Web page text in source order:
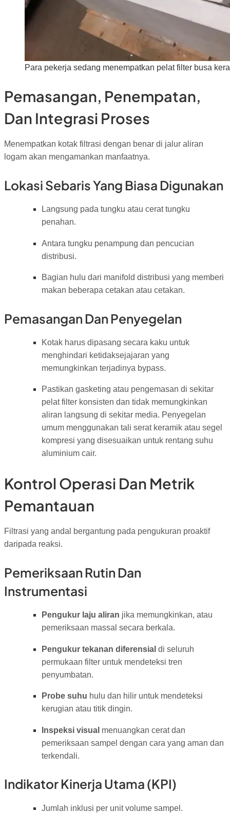
Para pekerja sedang menempatkan pelat filter busa
Pemasangan, Penempatan,
Dan Integrasi Proses
Menempatkan kotak filtrasi dengan benar di jalur aliran
logam akan mengamankan manfaatnya.
Lokasi Sebaris Yang Biasa Digunakan
Langsung pada tungku atau cerat tungku
penahan.
Antara tungku penampung dan pencucian
distribusi.
Bagian hulu dari manifold distribusi yang memberi
makan beberapa cetakan atau cetakan.
Pemasangan Dan Penyegelan
Kotak harus dipasang secara kaku untuk
menghindari ketidaksejajaran yang
memungkinkan terjadinya bypass.
Pastikan gasketing atau pengemasan di sekitar
pelat filter konsisten dan tidak memungkinkan
aliran langsung di sekitar media. Penyegelan
umum menggunakan tali serat keramik atau segel
kompresi yang disesuaikan untuk rentang suhu
aluminium cair.
Kontrol Operasi Dan Metrik
Pemantauan
Filtrasi yang andal bergantung pada pengukuran proaktif
daripada reaksi.
Pemeriksaan Rutin Dan
Instrumentasi
Pengukur laju aliran jika memungkinkan, atau
pemeriksaan massal secara berkala.
Pengukur tekanan diferensial di seluruh
permukaan filter untuk mendeteksi tren
penyumbatan.
Probe suhu hulu dan hilir untuk mendeteksi
kerugian atau titik dingin.
Inspeksi visual menuangkan cerat dan
pemeriksaan sampel dengan cara yang aman dan
terkendali.
Indikator Kinerja Utama (KPI)
Jumlah inklusi per unit volume sampel.